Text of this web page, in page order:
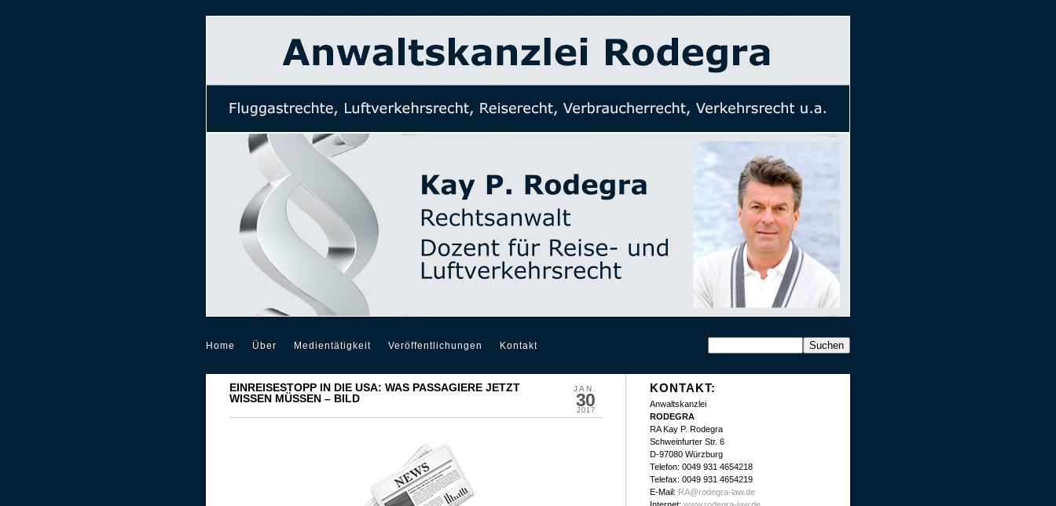
Home Über Medientätigkeit Veröffentlichungen Kontakt
JAN.
30
2017
EINREISESTOPP IN DIE USA: WAS PASSAGIERE JETZT
WISSEN MÜSSEN – BILD
KONTAKT:
Anwaltskanzlei
RODEGRA
RA Kay P. Rodegra
Schweinfurter Str. 6
D-97080 Würzburg
Telefon: 0049 931 4654218
Telefax: 0049 931 4654219
E-Mail: RA@rodegra-law.de